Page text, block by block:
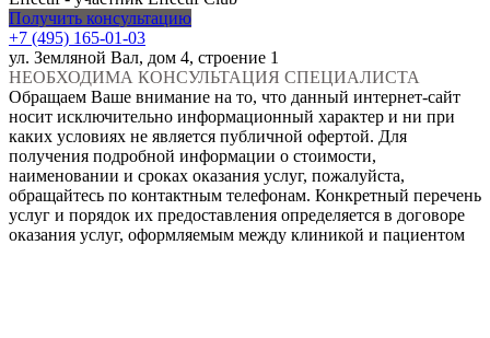
Получить консультацию
+7 (495) 165-01-03
ул. Земляной Вал, дом 4, строение 1
НЕОБХОДИМА КОНСУЛЬТАЦИЯ СПЕЦИАЛИСТА
Обращаем Ваше внимание на то, что данный интернет-сайт
носит исключительно информационный характер и ни при
каких условиях не является публичной офертой. Для
получения подробной информации о стоимости,
наименовании и сроках оказания услуг, пожалуйста,
обращайтесь по контактным телефонам. Конкретный перечень
услуг и порядок их предоставления определяется в договоре
оказания услуг, оформляемым между клиникой и пациентом